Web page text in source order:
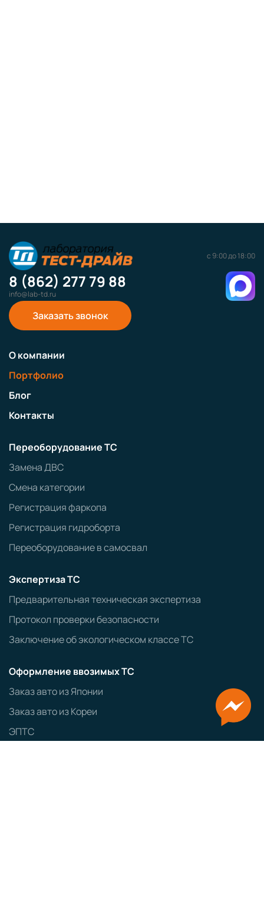
с 9:00 до 18:00
8 (862) 277 79 88
info@lab-td.ru
Заказать звонок
О компании
Портфолио
Блог
Контакты
Переоборудование ТС
Замена ДВС
Смена категории
Регистрация фаркопа
Регистрация гидроборта
Переоборудование в самосвал
Экспертиза ТС
Предварительная техническая экспертиза
Протокол проверки безопасности
Заключение об экологическом классе ТС
Оформление ввозимых ТС
Заказ авто из Японии
Заказ авто из Кореи
ЭПТС